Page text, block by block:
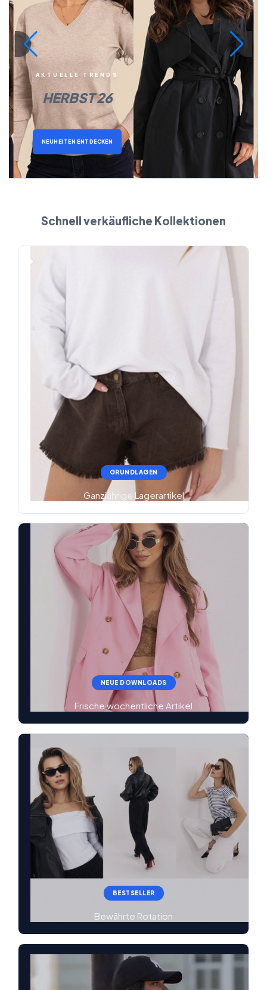
AKTUELLE TRENDS
HERBST 26
NEUHEITEN ENTDECKEN
Schnell verkäufliche Kollektionen
GRUNDLAGEN
Ganzjährige Lagerartikel
NEUE DOWNLOADS
Frische wöchentliche Artikel
BESTSELLER
Bewährte Rotation